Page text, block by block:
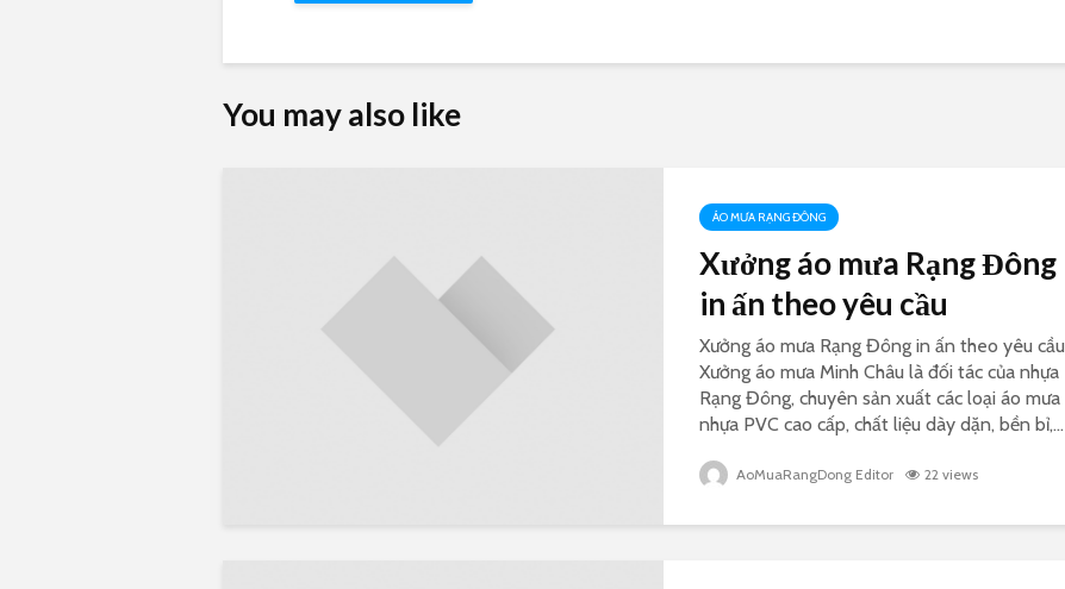
You may also like
ÁO MƯA RẠNG ĐÔNG
Xưởng áo mưa Rạng Đông
in ấn theo yêu cầu
Xưởng áo mưa Rạng Đông in ấn theo yêu cầu
Xưởng áo mưa Minh Châu là đối tác của nhựa
Rạng Đông, chuyên sản xuất các loại áo mưa
nhựa PVC cao cấp, chất liệu dày dặn, bền bỉ,...
AoMuaRangDong Editor 22 views